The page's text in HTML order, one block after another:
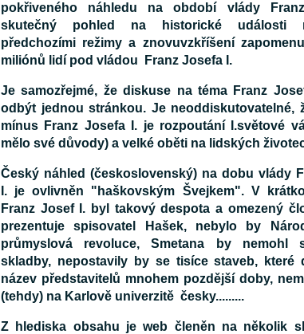
pokřiveného náhledu na období vlády
skutečný pohled na historické události
předchozími režimy a znovuvzkříšení
miliónů lidí pod vládou Franz Josefa I.
Je samozřejmé, že diskuse na téma Franz
odbýt jednou stránkou. Je neoddiskutovatelné,
mínus Franz Josefa I. je rozpoutání I.světové
mělo své důvody) a velké oběti na lidských
Český náhled (československý) na dobu vlády
I. je ovlivněn "haškovským Švejkem". V
Franz Josef I. byl takový despota a omezený
prezentuje spisovatel Hašek, nebylo by
průmyslová revoluce, Smetana by nemohl
skladby, nepostavily by se tisíce staveb, které
název představitelů mnohem pozdější doby,
(tehdy) na Karlově univerzitě česky.........
Z hlediska obsahu je web členěn na několik